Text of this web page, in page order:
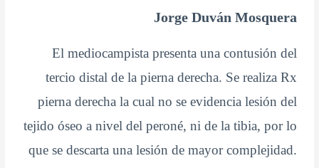
Jorge Duván Mosquera
El mediocampista presenta una contusión del
tercio distal de la pierna derecha. Se realiza Rx
pierna derecha la cual no se evidencia lesión del
tejido óseo a nivel del peroné, ni de la tibia, por lo
que se descarta una lesión de mayor complejidad.